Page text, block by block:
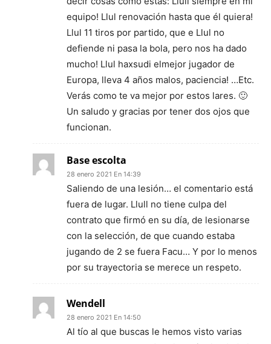
equipo! Llul renovación hasta que él quiera!
Llul 11 tiros por partido, que e Llul no
defiende ni pasa la bola, pero nos ha dado
mucho! Llul haxsudi elmejor jugador de
Europa, lleva 4 años malos, paciencia! …Etc.
Verás como te va mejor por estos lares. 🙂
Un saludo y gracias por tener dos ojos que
funcionan.
Base escolta
28 enero 2021 En 14:39
Saliendo de una lesión… el comentario está
fuera de lugar. Llull no tiene culpa del
contrato que firmó en su día, de lesionarse
con la selección, de que cuando estaba
jugando de 2 se fuera Facu… Y por lo menos
por su trayectoria se merece un respeto.
Wendell
28 enero 2021 En 14:50
Al tío al que buscas le hemos visto varias